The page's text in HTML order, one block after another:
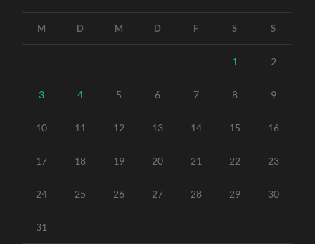
M D M D F S S
1 2
3 4 5 6 7 8 9
10 11 12 13 14 15 16
17 18 19 20 21 22 23
24 25 26 27 28 29 30
31